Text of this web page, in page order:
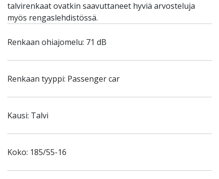
talvirenkaat ovatkin saavuttaneet hyviä arvosteluja
myös rengaslehdistössä.
Renkaan ohiajomelu: 71 dB
Renkaan tyyppi: Passenger car
Kausi: Talvi
Koko: 185/55-16